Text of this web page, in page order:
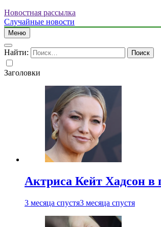
Новостная рассылка
Случайные новости
Меню
Найти:
Заголовки
Актриса Кейт Хадсон в
3 месяца спустя3 месяца спустя